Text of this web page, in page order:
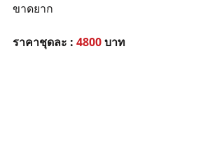
ขาดยาก
ราคาชุดละ : 4800 บาท